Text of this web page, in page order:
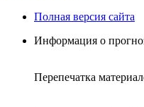
Полная версия сайта
Информация о
Перепечатка